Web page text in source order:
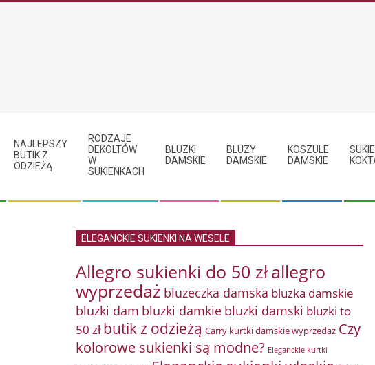
NAJLEPSZY
BUTIK Z
ODZIEŻĄ
RODZAJE
DEKOLTÓW
W
SUKIENKACH
BLUZKI
DAMSKIE
BLUZY
DAMSKIE
KOSZULE
DAMSKIE
ELEGANCKIE SUKIENKI NA WESELE
Allegro sukienki do 50 złallegro
wyprzedaż bluzeczka damska bluzka damskie
bluzki dam bluzki damkie bluzki damski bluzki to
50 zł butik z odzieżą Carry kurtki damskie wyprzedaż Czy
kolorowe sukienki są modne? Eleganckie kurtki